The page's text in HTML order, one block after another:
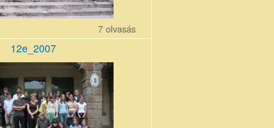
7 olvasás
12e_2007